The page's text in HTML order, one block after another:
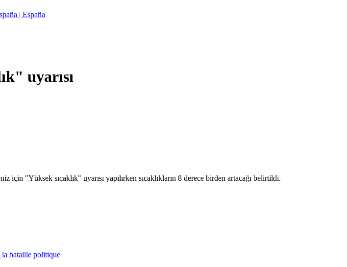
| España
uyarısı
"Yüksek sıcaklık" uyarısı yapılırken sıcaklıkların 8 derece birden artacağı belirtildi.
la bataille politique